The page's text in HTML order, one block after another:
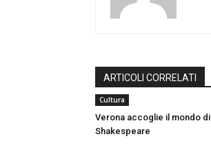
ARTICOLI CORRELATI
Cultura
Verona accoglie il mondo di
Shakespeare